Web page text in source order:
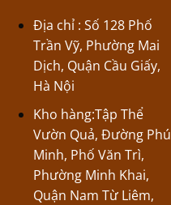
Địa chỉ : Số 128 Phố
Trần Vỹ, Phường Mai
Dịch, Quận Cầu Giấy,
Hà Nội
Kho hàng:Tập Thể
Vườn Quả, Đường Phú
Minh, Phố Văn Trì,
Phường Minh Khai,
Quận Nam Từ Liêm,